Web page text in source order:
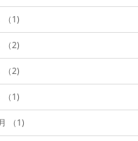
（1)
（2)
（2)
（1)
（1)